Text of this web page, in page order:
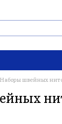
Наборы швейных